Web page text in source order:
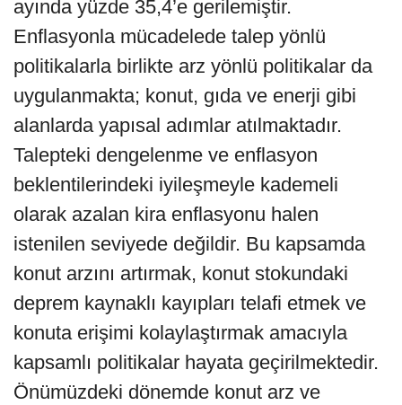
ayında yüzde 35,4’e gerilemiştir.
Enflasyonla mücadelede talep yönlü
politikalarla birlikte arz yönlü politikalar da
uygulanmakta; konut, gıda ve enerji gibi
alanlarda yapısal adımlar atılmaktadır.
Talepteki dengelenme ve enflasyon
beklentilerindeki iyileşmeyle kademeli
olarak azalan kira enflasyonu halen
istenilen seviyede değildir. Bu kapsamda
konut arzını artırmak, konut stokundaki
deprem kaynaklı kayıpları telafi etmek ve
konuta erişimi kolaylaştırmak amacıyla
kapsamlı politikalar hayata geçirilmektedir.
Önümüzdeki dönemde konut arz ve